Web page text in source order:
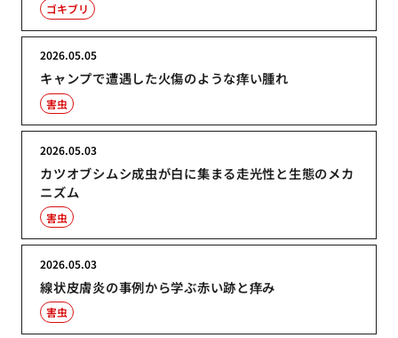
ゴキブリ
キャンプで遭遇した火傷のような痒い腫れ
2026.05.05
害虫
カツオブシムシ成虫が白に集まる走光性と生態のメカ
ニズム
2026.05.03
害虫
線状皮膚炎の事例から学ぶ赤い跡と痒み
2026.05.03
害虫